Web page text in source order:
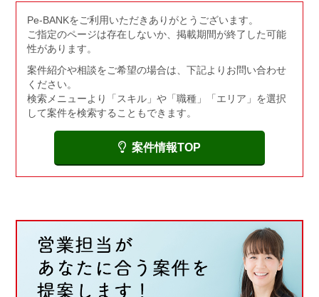
Pe-BANKをご利用いただきありがとうございます。
ご指定のページは存在しないか、掲載期間が終了した可能
性があります。
案件紹介や相談をご希望の場合は、下記よりお問い合わせ
ください。
検索メニューより「スキル」や「職種」「エリア」を選択
して案件を検索することもできます。
案件情報TOP